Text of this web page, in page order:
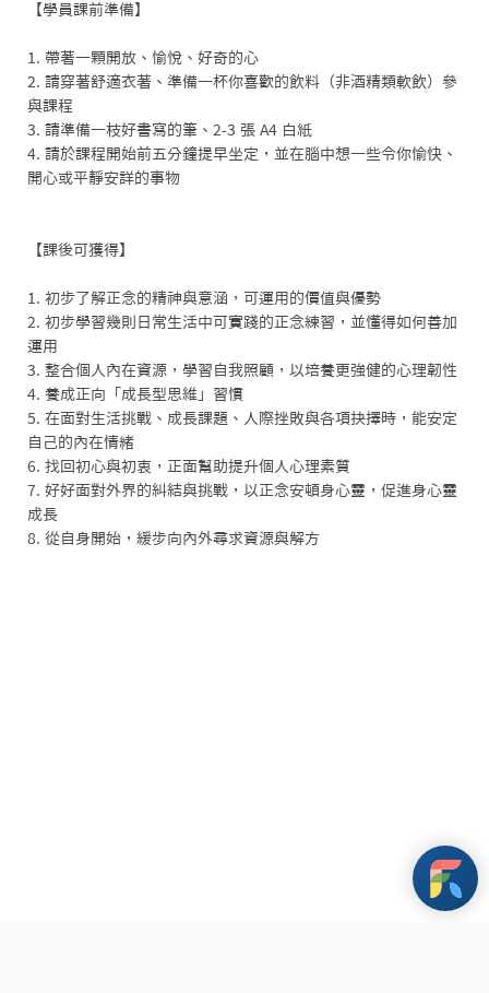
【學員課前準備】
1. 帶著一顆開放、愉悅、好奇的心
2. 請穿著舒適衣著、準備一杯你喜歡的飲料（非酒精類軟飲）參
與課程
3. 請準備一枝好書寫的筆、2-3 張 A4 白紙
4. 請於課程開始前五分鐘提早坐定，並在腦中想一些令你愉快、
開心或平靜安詳的事物
【課後可獲得】
1. 初步了解正念的精神與意涵，可運用的價值與優勢
2. 初步學習幾則日常生活中可實踐的正念練習，並懂得如何善加
運用
3. 整合個人內在資源，學習自我照顧，以培養更強健的心理韌性
4. 養成正向「成長型思維」習慣
5. 在面對生活挑戰、成長課題、人際挫敗與各項抉擇時，能安定
自己的內在情緒
6. 找回初心與初衷，正面幫助提升個人心理素質
7. 好好面對外界的糾結與挑戰，以正念安頓身心靈，促進身心靈
成長
8. 從自身開始，緩步向內外尋求資源與解方